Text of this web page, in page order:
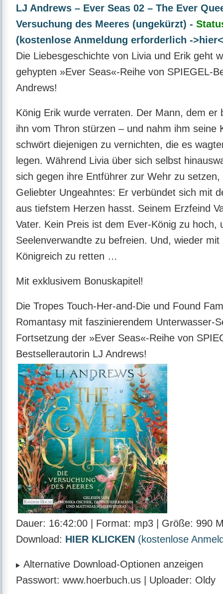
LJ Andrews – Ever Seas 02 – The Ever
Versuchung des Meeres (ungekürzt) -
(kostenlose Anmeldung erforderlich -
Die Liebesgeschichte von Livia und Erik geht
gehypten »Ever Seas«-Reihe von SPIEGEL-
Andrews!
König Erik wurde verraten. Der Mann, dem er
ihn vom Thron stürzen – und nahm ihm seine
schwört diejenigen zu vernichten, die es
legen. Während Livia über sich selbst
sich gegen ihre Entführer zur Wehr zu
Geliebter Ungeahntes: Er verbündet sich mit
aus tiefstem Herzen hasst. Seinem Erzfeind
Vater. Kein Preis ist dem Ever-König zu hoch,
Seelenverwandte zu befreien. Und, wieder
Königreich zu retten …
Mit exklusivem Bonuskapitel!
Die Tropes Touch-Her-and-Die und Found
Romantasy mit faszinierendem Unterwasser-
Fortsetzung der »Ever Seas«-Reihe von
Bestsellerautorin LJ Andrews!
Dauer: 16:42:00 | Format: mp3 | Größe: 990
Download: HIER KLICKEN (kostenlose
Alternative Download-Optionen anzeigen
Passwort: www.hoerbuch.us | Uploader: Oldy